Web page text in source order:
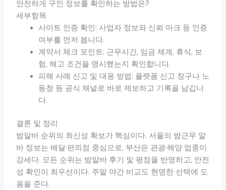
안전하게 구인 정보를 확인하는 방법은?
세부항목
사이트 인증 확인: 사업자 정보와 신뢰 마크 등 인증
여부를 먼저 봅니다.
계약서 체크 포인트: 근무시간, 임금 체계, 휴식, 보
험, 해고 조건을 명시했는지 확인합니다.
피해 사례 신고 및 대응 방법: 플랫폼 신고 창구나 노
동청 등 공식 채널로 바로 제보하고 기록을 남깁니
다.
결론 및 정리
밤알바 순위의 최신성 확보가 핵심이다. 서울의 밤근무 알
바 정보는 배달·편의점 중심으로, 부산은 관광·해양 업종이
강세다. 모든 순위는 밤알바 후기 및 평점을 반영하고, 안전
성 확인이 최우선이다. 주말 야간 비교도 현명한 선택에 도
움을 준다.